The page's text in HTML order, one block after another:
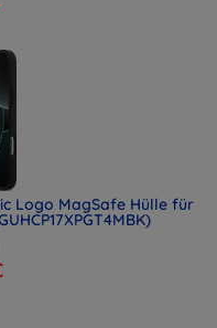
Logo MagSafe Hülle für